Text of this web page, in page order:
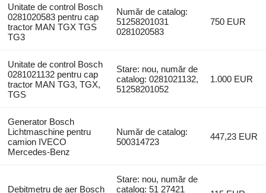
Unitate de control Bosch
0281020583 pentru cap
tractor MAN TGX TGS
TG3
Număr de catalog:
51258201031
0281020583
750 EUR
Unitate de control Bosch
0281021132 pentru cap
tractor MAN TG3, TGX,
TGS
Stare: nou, număr de
catalog: 0281021132,
51258201052
1.000 EUR
Generator Bosch
Lichtmaschine pentru
camion IVECO
Mercedes-Benz
Număr de catalog:
500314723
447,23 EUR
Debitmetru de aer Bosch
Stare: nou, număr de
catalog: 51 27421